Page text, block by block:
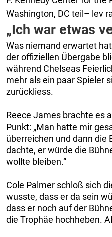
Washington, DC teil– lev
„Ich war etwas
Was niemand erwartet
der offiziellen Übergabe
während Chelseas
mehr als ein paar Spieler
zurückliess.
Reece James brachte es
Punkt: „Man hatte mir
überreichen und dann die
dachte, er würde die
wollte bleiben.“
Cole Palmer schloß sich
wusste, dass er da sein
dass er noch auf der
die Trophäe hochheben.